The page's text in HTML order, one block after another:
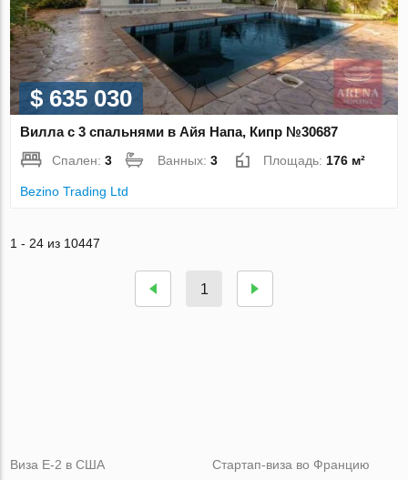
$ 635 030
Вилла с 3 спальнями в Айя Напа, Кипр №30687
Спален:3 Ванных:3 Площадь:176 м²
Bezino Trading Ltd
1 - 24 из 10447
1
Виза Е-2 в США
Стартап-виза во Францию